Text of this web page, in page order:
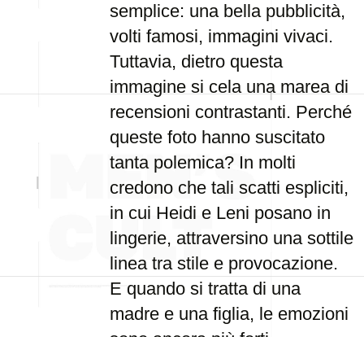
semplice: una bella pubblicità,
volti famosi, immagini vivaci.
Tuttavia, dietro questa
immagine si cela una marea di
recensioni contrastanti. Perché
queste foto hanno suscitato
tanta polemica? In molti
credono che tali scatti espliciti,
in cui Heidi e Leni posano in
lingerie, attraversino una sottile
linea tra stile e provocazione.
E quando si tratta di una
madre e una figlia, le emozioni